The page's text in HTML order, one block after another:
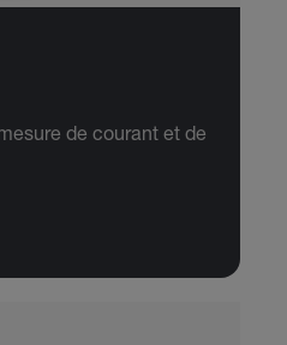
de courant et de